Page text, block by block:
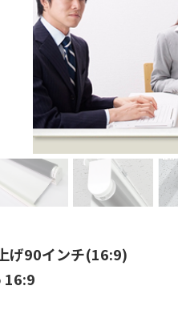
げ90インチ(16:9)
16:9